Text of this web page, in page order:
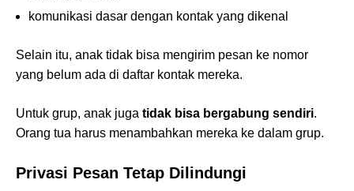
komunikasi dasar dengan kontak yang dikenal
Selain itu, anak tidak bisa mengirim pesan ke nomor
yang belum ada di daftar kontak mereka.
Untuk grup, anak juga tidak bisa bergabung sendiri.
Orang tua harus menambahkan mereka ke dalam grup.
Privasi Pesan Tetap Dilindungi